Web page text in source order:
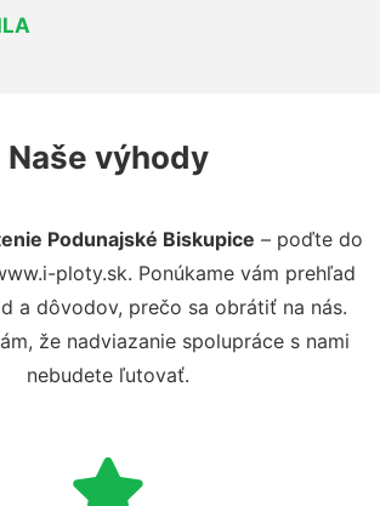
Naše výhody
Podunajské Biskupice – poďte do
ploty.sk. Ponúkame vám prehľad
a dôvodov, prečo sa obrátiť na nás.
že nadviazanie spolupráce s nami
nebudete ľutovať.